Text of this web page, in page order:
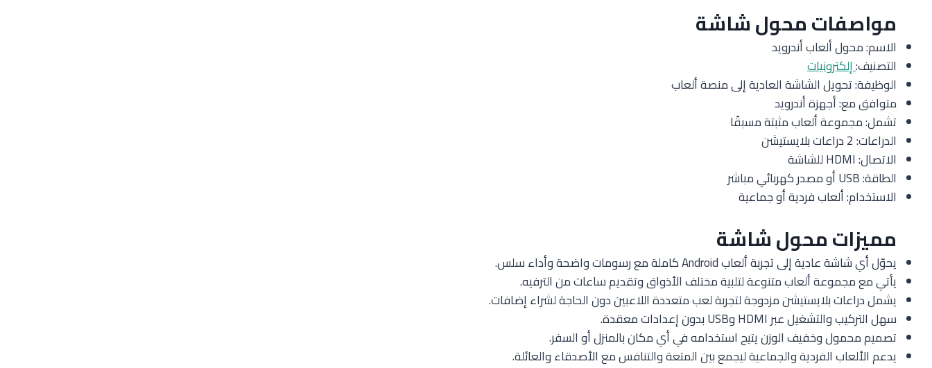
مواصفات محول شاشة
الاسم: محول ألعاب أندرويد
التصنيف:إلكترونيات
الوظيفة: تحويل الشاشة العادية إلى منصة ألعاب
متوافق مع: أجهزة أندرويد
تشمل: مجموعة ألعاب مثبتة مسبقًا
الدراعات: 2 دراعات بلايستيشن
الاتصال: HDMI للشاشة
الطاقة: USB أو مصدر كهربائي مباشر
الاستخدام: ألعاب فردية أو جماعية
مميزات محول شاشة
يحوّل أي شاشة عادية إلى تجربة ألعاب Android كاملة مع رسومات واضحة وأداء سلس.
يأتي مع مجموعة ألعاب متنوعة لتلبية مختلف الأذواق وتقديم ساعات من الترفيه.
يشمل دراعات بلايستيشن مزدوجة لتجربة لعب متعددة اللاعبين دون الحاجة لشراء إضافات.
سهل التركيب والتشغيل عبر HDMI وUSB بدون إعدادات معقدة.
تصميم محمول وخفيف الوزن يتيح استخدامه في أي مكان بالمنزل أو السفر.
يدعم الألعاب الفردية والجماعية ليجمع بين المتعة والتنافس مع الأصدقاء والعائلة.